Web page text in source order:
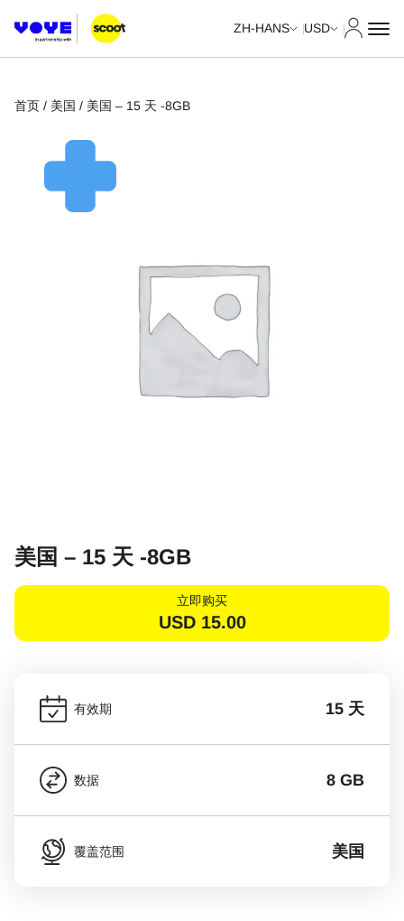
ZH-HANS USD
首页 / 美国 / 美国 – 15 天 -8GB
美国 – 15 天 -8GB
立即购买
USD 15.00
有效期 15 天
数据 8 GB
覆盖范围 美国